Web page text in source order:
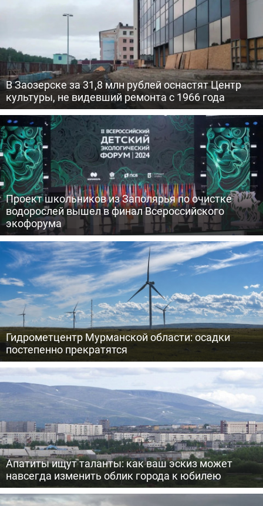
В Заозерске за 31,8 млн рублей оснастят Центр
культуры, не видевший ремонта с 1966 года
Проект школьников из Заполярья по очистке
водорослей вышел в финал Всероссийского
экофорума
Гидрометцентр Мурманской области: осадки
постепенно прекратятся
Апатиты ищут таланты: как ваш эскиз может
навсегда изменить облик города к юбилею